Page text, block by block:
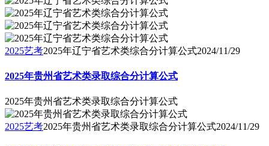
2025艺考2025年辽宁省艺术类综合分计算公式2024/11/29
2025年贵州省艺术类录取综合分计算公式
2025年贵州省艺术类录取综合分计算公式
2025艺考2025年贵州省艺术类录取综合分计算公式2024/11/29